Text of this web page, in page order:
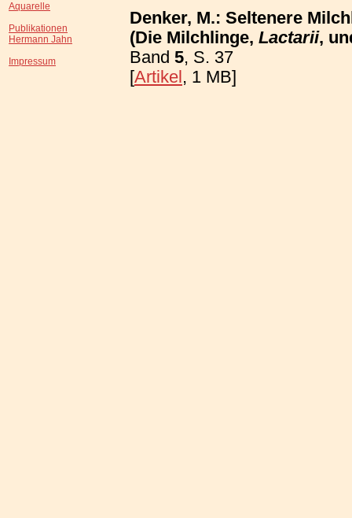
Aquarelle
Publikationen
Hermann Jahn
Impressum
Denker, M.: Seltenere
(Die Milchlinge, Lactarii,
Band 5, S. 37
[Artikel , 1 MB]